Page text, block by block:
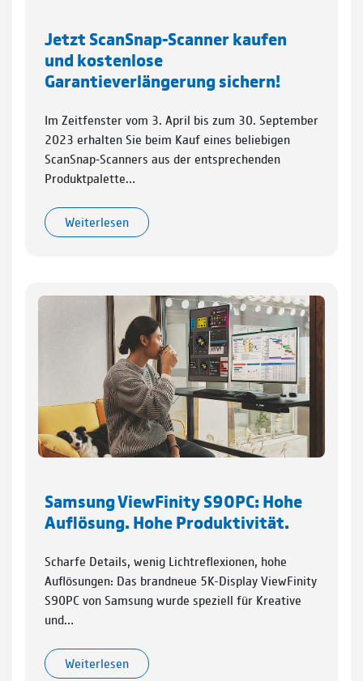
Jetzt ScanSnap‑Scanner kaufen
und kostenlose
Garantieverlängerung sichern!
Im Zeitfenster vom 3. April bis zum 30. September
2023 erhalten Sie beim Kauf eines beliebigen
ScanSnap‑Scanners aus der entsprechenden
Produktpalette…
Weiterlesen
Samsung ViewFinity S90PC: Hohe
Auflösung. Hohe Produktivität.
Scharfe Details, wenig Lichtreflexionen, hohe
Auflösungen: Das brandneue 5K-Display ViewFinity
S90PC von Samsung wurde speziell für Kreative
und…
Weiterlesen